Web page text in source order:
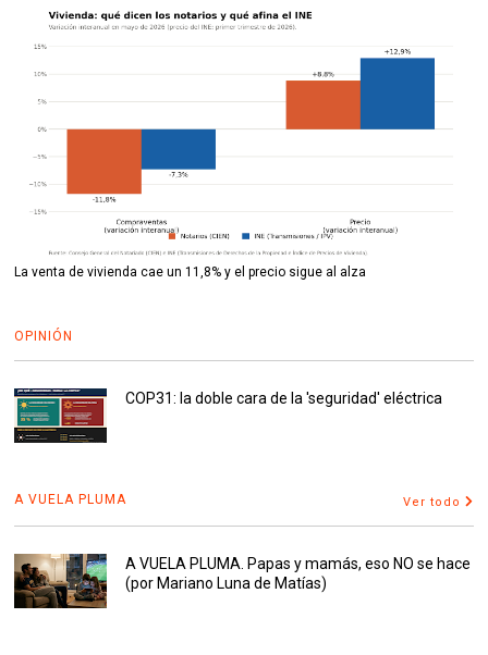
La venta de vivienda cae un 11,8% y el precio sigue al alza
OPINIÓN
COP31: la doble cara de la 'seguridad' eléctrica
A VUELA PLUMA Ver todo
A VUELA PLUMA. Papas y mamás, eso NO se hace
(por Mariano Luna de Matías)